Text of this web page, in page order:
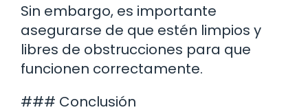
Sin embargo, es importante
asegurarse de que estén limpios y
libres de obstrucciones para que
funcionen correctamente.
### Conclusión